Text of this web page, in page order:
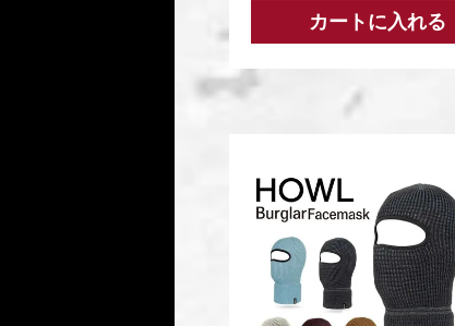
カートに入れる